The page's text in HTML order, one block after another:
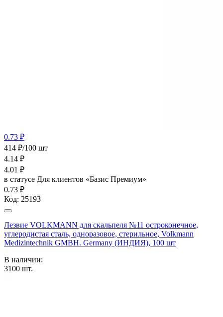
0.73 ₽
414 ₽/100 шт
4.14 ₽
4.01 ₽
в статусе Для клиентов «Базис Премиум»
0.73 ₽
Код: 25193
Лезвие VOLKMANN для скальпеля №11 остроконечное,
углеродистая сталь, одноразовое, стерильное, Volkmann
Medizintechnik GMBH. Germany (ИНДИЯ), 100 шт
В наличии:
3100 шт.